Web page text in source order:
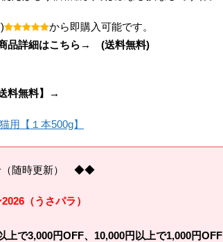
から即購入可能です。
品詳細はこちら→ (送料無料)
料無料】→
（随時更新） ◆◆
（うさパラ）
上で3,000円OFF、10,000円以上で1,000円OFF